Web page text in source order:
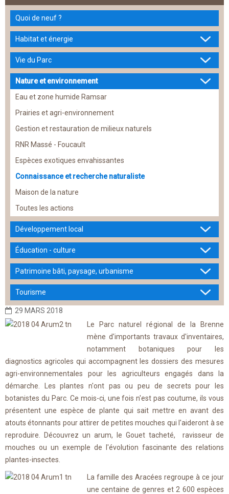
Quoi de neuf ?
Habitat et énergie
Vie du Parc
Nature et environnement
Eau et zone humide Ramsar
Prairies et agri-environnement
Gestion et restauration de milieux naturels
RNR Massé - Foucault
Espèces exotiques envahissantes
Connaissance et recherche naturaliste
Maison de la nature
Toutes les actions
Développement local
Éducation - culture
Patrimoine bâti, paysage, urbanisme
Tourisme
29 MARS 2018
Le Parc naturel régional de la Brenne
mène d'importants travaux d'inventaires,
notamment botaniques pour les
diagnostics agricoles qui accompagnent les dossiers des mesures
agri-environnementales pour les agriculteurs engagés dans la
démarche. Les plantes n'ont pas ou peu de secrets pour les
botanistes du Parc. Ce mois-ci, une fois n'est pas coutume, ils vous
présentent une espèce de plante qui sait mettre en avant des
atouts étonnants pour attirer de petites mouches qui l'aideront à se
reproduire. Découvrez un arum, le Gouet tacheté, ravisseur de
mouches ou un exemple de l'évolution fascinante des relations
plantes-insectes.
La famille des Aracées regroupe à ce jour
une centaine de genres et 2 600 espèces